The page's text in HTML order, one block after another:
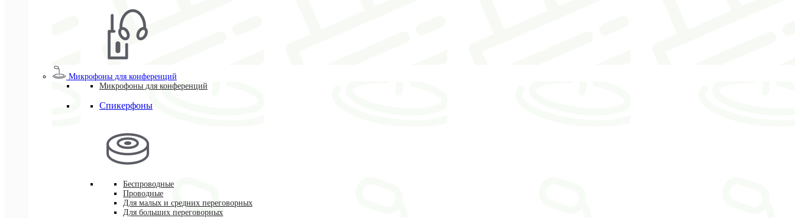
Микрофоны для конференций
Микрофоны для конференций
Спикерфоны
Беспроводные
Проводные
Для малых и средних переговорных
Для больших переговорных